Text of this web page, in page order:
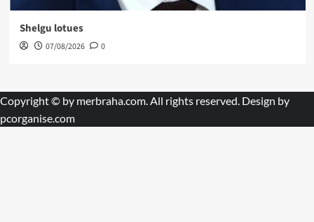
Shelgu lotues
07/08/2026 0
Copyright © by merbraha.com. All rights reserved. Design by
pcorganise.com